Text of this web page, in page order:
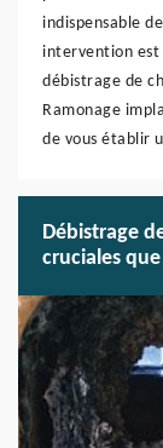
indispensable
intervention est
débistrage de
Ramonage
de vous établir
Débistrage
cruciales